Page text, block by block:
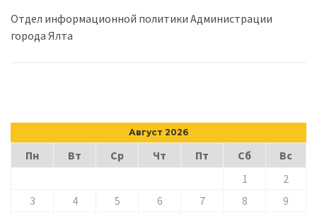
Отдел информационной политики Администрации
города Ялта
Август 2026
Пн Вт Ср Чт Пт Сб
Вс
1
2
3
4 5 6 7 8
9